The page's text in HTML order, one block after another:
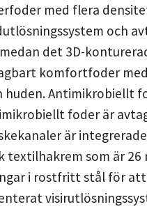
med flera
och
det 3D-
komfortfoder
huden. Antimikrobiellt
foder är
är
textilhakrem som är
i rostfritt stål för